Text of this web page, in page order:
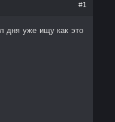
#1
дня уже ищу как это